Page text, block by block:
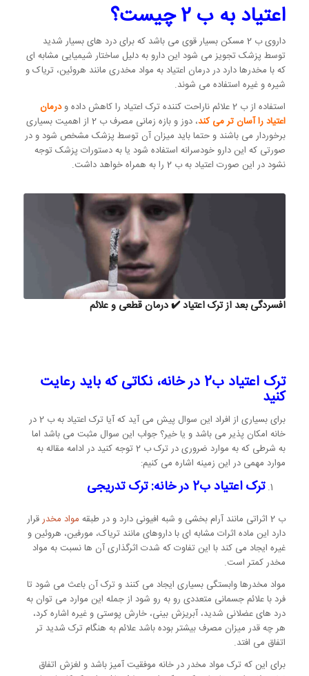
اعتیاد به ب 2 چیست؟
داروی ب 2 مسکن بسیار قوی می باشد که برای درد های بسیار شدید
توسط پزشک تجویز می شود این دارو به دلیل ساختار شیمیایی مشابه ای
که با مخدرها دارد در درمان اعتیاد به مواد مخدری مانند هروئین، تریاک و
شیره و غیره استفاده می شوند.
استفاده از ب 2 علائم ناراحت کننده ترک اعتیاد را کاهش داده و
درمان
اعتیاد را آسان تر می کند
، دوز و بازه زمانی مصرف ب 2 از اهمیت بسیاری
برخوردار می باشند و حتما باید میزان آن توسط پزشک مشخص شود و در
صورتی که این دارو خودسرانه استفاده شود یا به دستورات پزشک توجه
نشود در این صورت اعتیاد به ب 2 را به همراه خواهد داشت.
افسردگی بعد از ترک اعتیاد ✔️ درمان قطعی و علائم
ترک اعتیاد ب2 در خانه، نکاتی که باید رعایت
کنید
برای بسیاری از افراد این سوال پیش می آید که آیا ترک اعتیاد به ب 2 در
خانه امکان پذیر می باشد و یا خیر؟ جواب این سوال مثبت می باشد اما
به شرطی که به موارد ضروری در ترک ب 2 توجه کنید در ادامه مقاله به
موارد مهمی در این زمینه اشاره می کنیم:
ترک اعتیاد ب2 در خانه: ترک تدریجی
ب 2 اثراتی مانند آرام بخشی و شبه افیونی دارد و در طبقه مواد مخدرقرار
دارد این ماده اثرات مشابه ای با داروهای مانند تریاک، مورفین، هروئین و
غیره ایجاد می کند با این تفاوت که شدت اثرگذاری آن ها نسبت به مواد
مخدر کمتر است.
مواد مخدرها وابستگی بسیاری ایجاد می کنند و ترک آن باعث می شود تا
فرد با علائم جسمانی متعددی رو به رو شود از جمله این موارد می توان به
درد های عضلانی شدید، آبریزش بینی، خارش پوستی و غیره اشاره کرد،
هر چه قدر میزان مصرف بیشتر بوده باشد علائم به هنگام ترک شدید تر
اتفاق می افتد.
برای این که ترک مواد مخدر در خانه موفقیت آمیز باشد و لغزش اتفاق